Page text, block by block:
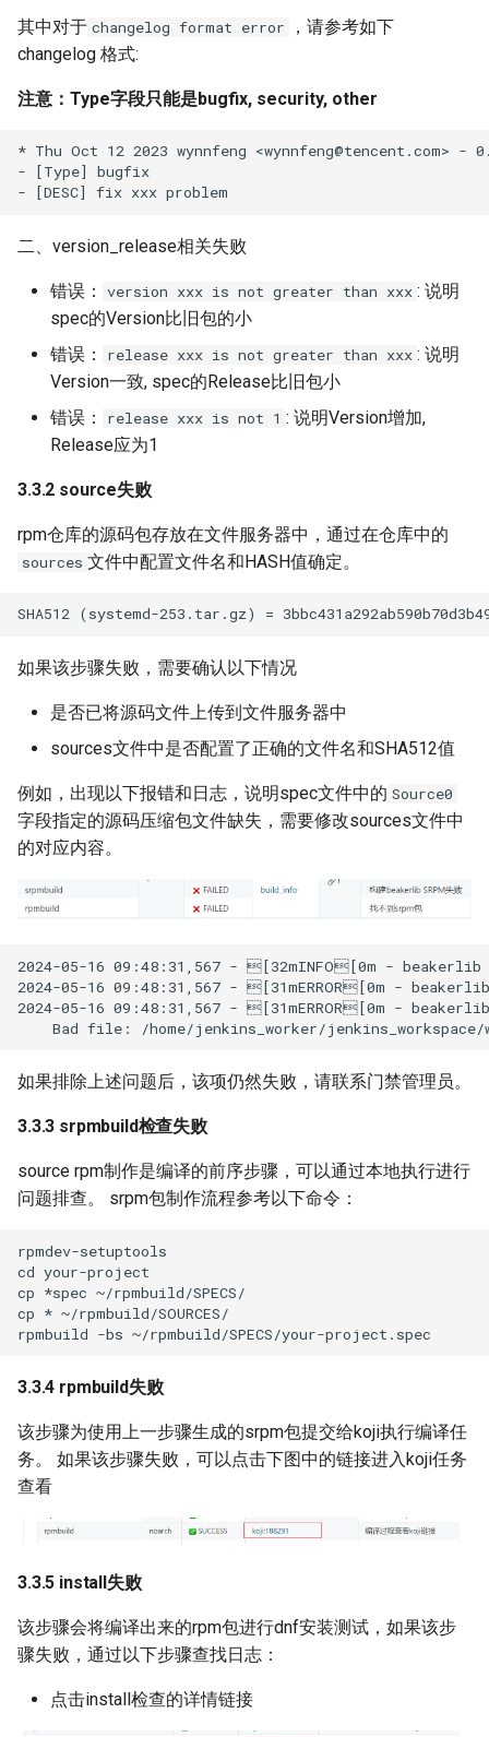
其中对于 changelog format error
，请参考如下
changelog 格式:
注意：Type字段只能是bugfix, security, other
* Thu Oct 12 2023 wynnfeng <wynnfeng@tencent.com> -
- [Type] bugfix
二、version_release相关失败
错误： version xxx is not greater than xxx : 说明
spec的Version比旧包的小
错误：
release xxx is not greater than xxx : 说明
Version一致, spec的Release比旧包小
错误：
release xxx is not 1 : 说明Version增加,
Release应为1
3.3.2 source失败
rpm仓库的源码包存放在文件服务器中，通过在仓库中的
sources 文件中配置文件名和HASH值确定。
如果该步骤失败，需要确认以下情况
是否已将源码文件上传到文件服务器中
sources文件中是否配置了正确的文件名和SHA512值
例如，出现以下报错和日志，说明spec文件中的 Source0
字段指定的源码压缩包文件缺失，需要修改sources文件中
的对应内容。
2024-05-16 09:48:31,567 - [32mINFO[0m -
2024-05-16 09:48:31,567 - [31mERROR[0m -
2024-05-16 09:48:31,567 - [31mERROR[0m -
如果排除上述问题后，该项仍然失败，请联系门禁管理员。
3.3.3 srpmbuild检查失败
source rpm制作是编译的前序步骤，可以通过本地执行进行
问题排查。 srpm包制作流程参考以下命令：
rpmdev-setuptools
cd your-project
cp *spec ~/rpmbuild/SPECS/
cp * ~/rpmbuild/SOURCES/
3.3.4 rpmbuild失败
该步骤为使用上一步骤生成的srpm包提交给koji执行编译任
务。 如果该步骤失败，可以点击下图中的链接进入koji任务
查看
3.3.5 install失败
该步骤会将编译出来的rpm包进行dnf安装测试，如果该步
骤失败，通过以下步骤查找日志：
点击install检查的详情链接